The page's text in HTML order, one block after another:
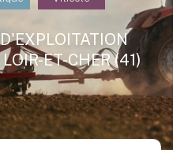
ET-CHER (41)